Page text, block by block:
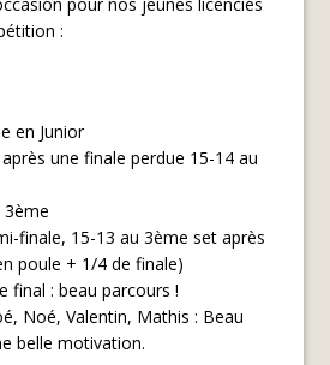
pour nos jeunes licenciés
:
en Junior
une finale perdue 15-14 au
finale, 15-13 au 3ème set après
poule + 1/4 de finale)
final : beau parcours !
Noé, Valentin, Mathis : Beau
belle motivation.